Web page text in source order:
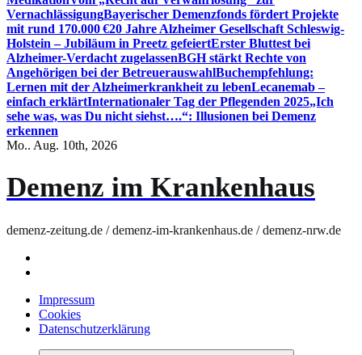
VernachlässigungBayerischer Demenzfonds fördert Projekte
mit rund 170.000 €20 Jahre Alzheimer Gesellschaft Schleswig-
Holstein – Jubiläum in Preetz gefeiertErster Bluttest bei
Alzheimer-Verdacht zugelassenBGH stärkt Rechte von
Angehörigen bei der BetreuerauswahlBuchempfehlung:
Lernen mit der Alzheimerkrankheit zu lebenLecanemab –
einfach erklärtInternationaler Tag der Pflegenden 2025„Ich
sehe was, was Du nicht siehst….“: Illusionen bei Demenz
erkennen
Mo.. Aug. 10th, 2026
Demenz im Krankenhaus
demenz-zeitung.de / demenz-im-krankenhaus.de / demenz-nrw.de
Impressum
Cookies
Datenschutzerklärung